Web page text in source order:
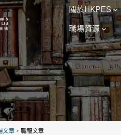
關於HKPES
職場資源
文章 > 職報文章